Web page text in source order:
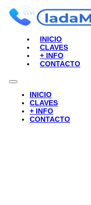
INICIO
CLAVES
+ INFO
CONTACTO
INICIO
CLAVES
+ INFO
CONTACTO